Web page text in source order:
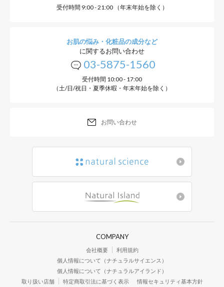
受付時間 9:00 - 21:00 （年末年始を除く）
お肌の悩み・化粧品の成分など
に関するお問い合わせ
03-5875-1560
受付時間 10:00 - 17:00
（土/日/祝日・夏季休暇・年末年始を除く）
お問い合わせ
COMPANY
会社概要
利用規約
個人情報について（ナチュラルサイエンス）
個人情報について（ナチュラルアイランド）
取り扱い店舗
特定商取引法に基づく表示 情報セキュリティ基本方針